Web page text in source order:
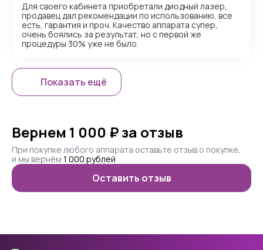
Для своего кабинета приобретали диодный лазер,
продавец дал рекомендации по использованию, все
есть, гарантия и проч. Качество аппарата супер,
очень боялись за результат, но с первой же
процедуры 30% уже не было.
Показать ещё
Вернем 1 000 ₽ за отзыв
При покупке любого аппарата оставьте отзыв о покупке,
и мы вернём 1 000 рублей
Оставить отзыв